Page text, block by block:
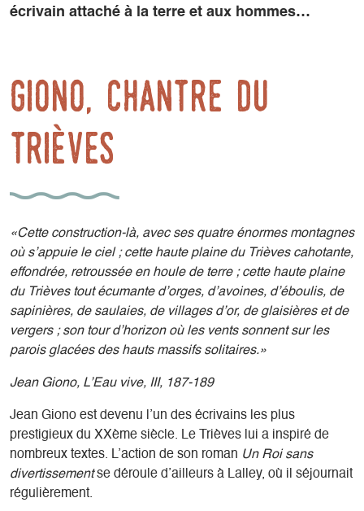
écrivain attaché à la terre et aux hommes…
Giono, chantre du
Trièves
«Cette construction-là, avec ses quatre énormes montagnes
où s’appuie le ciel ; cette haute plaine du Trièves cahotante,
effondrée, retroussée en houle de terre ; cette haute plaine
du Trièves tout écumante d’orges, d’avoines, d’éboulis, de
sapinières, de saulaies, de villages d’or, de glaisières et de
vergers ; son tour d’horizon où les vents sonnent sur les
parois glacées des hauts massifs solitaires.»
Jean Giono, L’Eau vive, III, 187-189
Jean Giono est devenu l’un des écrivains les plus
prestigieux du XXème siècle. Le Trièves lui a inspiré de
nombreux textes. L’action de son roman Un Roi sans
divertissementse déroule d’ailleurs à Lalley, où il séjournait
régulièrement.